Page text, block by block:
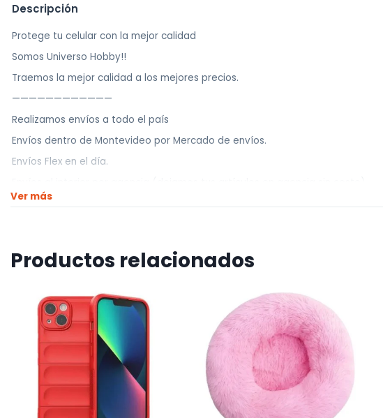
Descripción
Protege tu celular con la mejor calidad
Somos Universo Hobby!!
Traemos la mejor calidad a los mejores precios.
————————————
Realizamos envíos a todo el país
Envíos dentro de Montevideo por Mercado de envíos.
Envíos Flex en el día.
————————————
El horario de retiros es de Lunes a Viernes de 10hs a 12hs o de 13hs a 17hs y
Ver más
Productos relacionados